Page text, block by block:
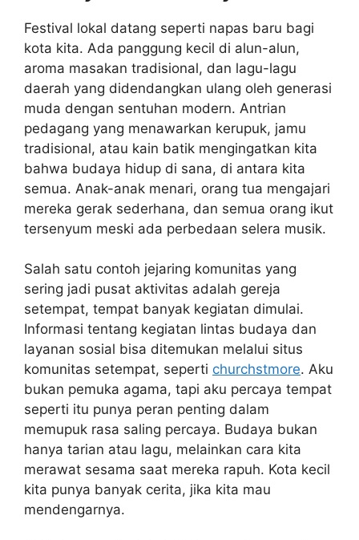
Festival lokal datang seperti napas baru bagi
kota kita. Ada panggung kecil di alun-alun,
aroma masakan tradisional, dan lagu-lagu
daerah yang didendangkan ulang oleh generasi
muda dengan sentuhan modern. Antrian
pedagang yang menawarkan kerupuk, jamu
tradisional, atau kain batik mengingatkan kita
bahwa budaya hidup di sana, di antara kita
semua. Anak-anak menari, orang tua mengajari
mereka gerak sederhana, dan semua orang ikut
tersenyum meski ada perbedaan selera musik.
Salah satu contoh jejaring komunitas yang
sering jadi pusat aktivitas adalah gereja
setempat, tempat banyak kegiatan dimulai.
Informasi tentang kegiatan lintas budaya dan
layanan sosial bisa ditemukan melalui situs
komunitas setempat, seperti churchstmore. Aku
bukan pemuka agama, tapi aku percaya tempat
seperti itu punya peran penting dalam
memupuk rasa saling percaya. Budaya bukan
hanya tarian atau lagu, melainkan cara kita
merawat sesama saat mereka rapuh. Kota kecil
kita punya banyak cerita, jika kita mau
mendengarnya.